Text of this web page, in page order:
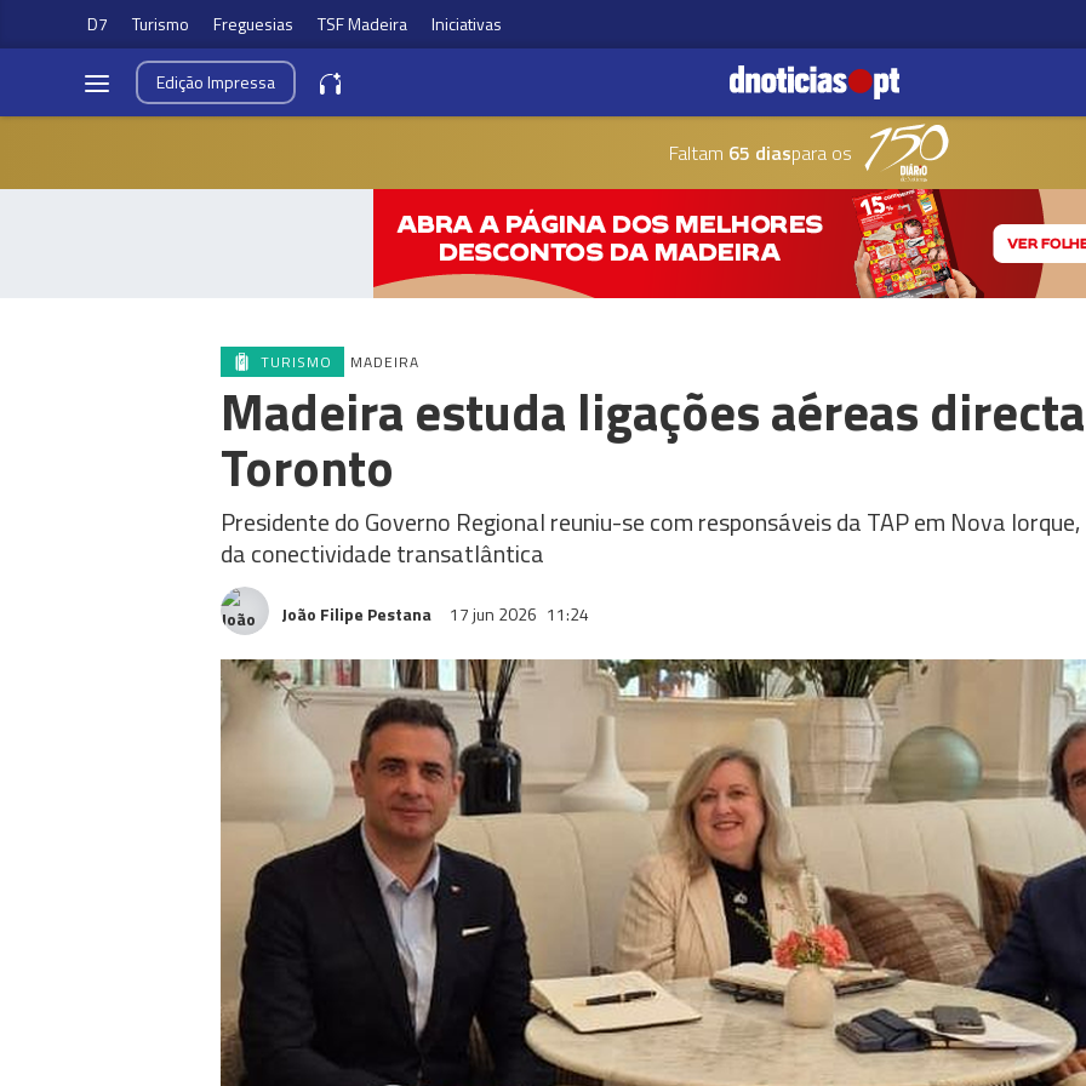
D7 Turismo Freguesias TSF Madeira Iniciativas
EdiçãoImpressa
Faltam 65 diaspara os
TURISMO MADEIRA
Madeira estuda ligações aéreas
Toronto
Presidente do Governo Regional reuniu-se com responsáveis da TAP em Nova
da conectividade transatlântica
João Filipe Pestana 17 jun 2026 11:24